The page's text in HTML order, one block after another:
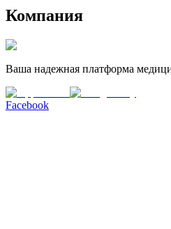
Компания
Ваша надежная платформа
Facebook